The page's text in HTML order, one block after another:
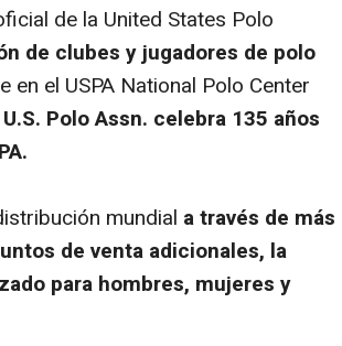
de la United States Polo
de clubes y jugadores de polo
el USPA National Polo Center
Polo Assn. celebra 135 años
mundial a través de más
de venta adicionales, la
para hombres, mujeres y